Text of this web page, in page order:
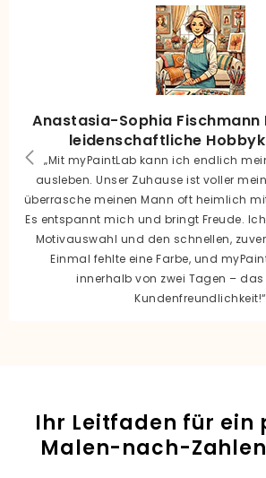
Anastasia-Sophia Fischmann
leidenschaftliche
„Mit myPaintLab kann ich endlich
ausleben. Unser Zuhause ist voller
überrasche meinen Mann oft heimlich
Es entspannt mich und bringt Freude.
Motivauswahl und den schnellen,
Einmal fehlte eine Farbe, und
innerhalb von zwei Tagen –
Kundenfreundlichkeit!“
Ihr Leitfaden für ein
Malen-nach-